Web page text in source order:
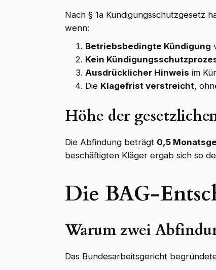
Nach § 1a Kündigungsschutzgesetz
wenn:
Betriebsbedingte Kündigung
Kein
Ausdrücklicher Hinweis im
Die Klagefrist verstreicht,
Höhe der
Die Abfindung beträgt 0,5
beschäftigten Kläger ergab sich so
Die BAG-
Warum zwei
Das Bundesarbeitsgericht